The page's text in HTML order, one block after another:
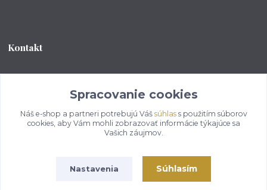
Kontakt
od 8:00 - do 16:00 hod
info@kotlikovesupravy.sk
Spracovanie cookies
Náš e-shop a partneri potrebujú Váš súhlass použitím súborov
cookies, aby Vám mohli zobrazovať informácie týkajúce sa
Vašich záujmov.
Nastavenia Súhlasím